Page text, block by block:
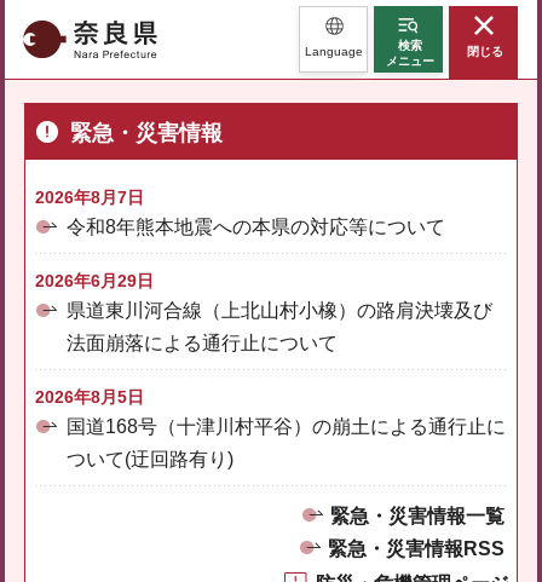
奈良県 Language
検索
メニュー
閉じる
緊急・災害情報
2026年8月7日
令和8年熊本地震への本県の対応等について
2026年6月29日
県道東川河合線（上北山村小橡）の路肩決壊及び
法面崩落による通行止について
2026年8月5日
国道168号（十津川村平谷）の崩土による通行止に
ついて(迂回路有り)
緊急・災害情報一覧
緊急・災害情報RSS